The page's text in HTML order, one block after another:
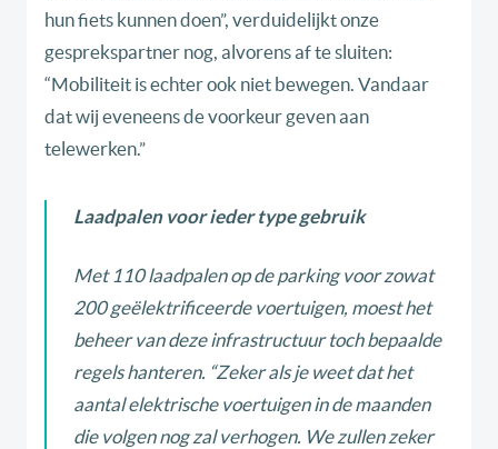
hun fiets kunnen doen”, verduidelijkt onze
gesprekspartner nog, alvorens af te sluiten:
“Mobiliteit is echter ook niet bewegen. Vandaar
dat wij eveneens de voorkeur geven aan
telewerken.”
Laadpalen voor ieder type gebruik
Met 110 laadpalen op de parking voor zowat
200 geëlektrificeerde voertuigen, moest het
beheer van deze infrastructuur toch bepaalde
regels hanteren. “Zeker als je weet dat het
aantal elektrische voertuigen in de maanden
die volgen nog zal verhogen. We zullen zeker